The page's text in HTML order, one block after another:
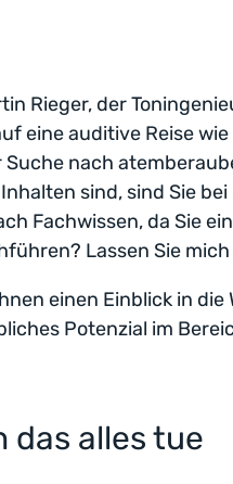
Rieger, der
eine auditive Reise
Suche nach
sind, sind Sie
Fachwissen, da Sie
Lassen Sie
einen Einblick in
Potenzial im
das alles tue